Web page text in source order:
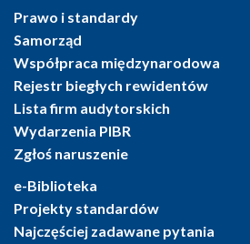
Prawo i standardy
Samorząd
Współpraca międzynarodowa
Rejestr biegłych rewidentów
Lista firm audytorskich
Wydarzenia PIBR
Zgłoś naruszenie
e-Biblioteka
Projekty standardów
Najczęściej zadawane pytania